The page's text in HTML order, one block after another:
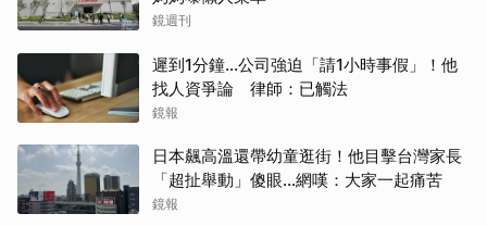
鏡週刊
遲到1分鐘…公司強迫「請1小時事假」！他
找人資爭論 律師：已觸法
鏡報
日本飆高溫還帶幼童逛街！他目擊台灣家長
「超扯舉動」傻眼...網嘆：大家一起痛苦
鏡報